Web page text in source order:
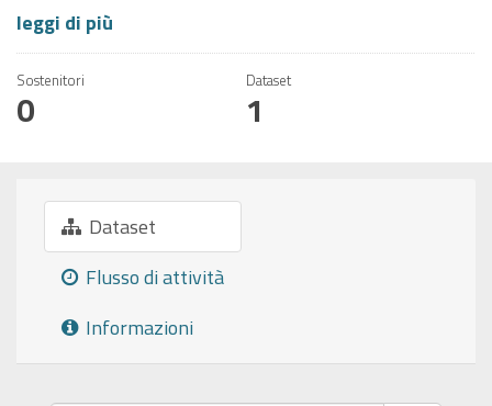
leggi di più
Sostenitori
0
Dataset
1
Dataset
Flusso di attività
Informazioni